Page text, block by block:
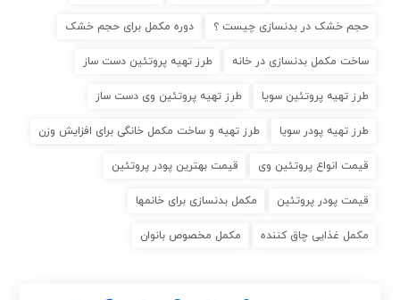
حجم خشک در بدنسازی چیست ؟ دوره مکمل برای حجم خشک
ساخت مکمل بدنسازی در خانه طرز تهیه پروتئین دست ساز
طرز تهیه پروتئین سویا طرز تهیه پروتئین وی دست ساز
طرز تهیه پودر سویا طرز تهیه و ساخت مکمل خانگی برای افزایش وزن
قیمت انواع پروتئین وی قیمت بهترین پودر پروتئین
قیمت پودر پروتئین مکمل بدنسازی برای خانمها
مکمل غذایی چاق کننده مکمل مخصوص بانوان